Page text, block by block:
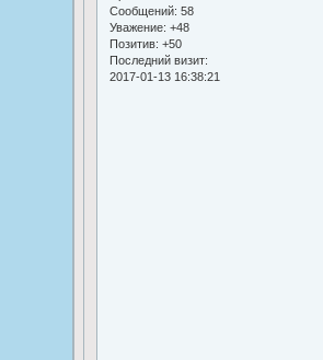
Сообщений: 58
Уважение: +48
Позитив: +50
Последний визит:
2017-01-13 16:38:21